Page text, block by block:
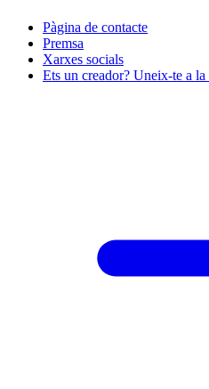
Pàgina de contacte
Premsa
Xarxes socials
Ets un creador? Uneix-te a la